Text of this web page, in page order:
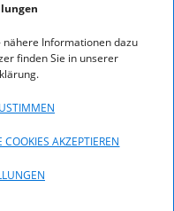
nähere Informationen dazu
finden Sie in unserer
AKZEPTIEREN
GmbH
auf der Website der